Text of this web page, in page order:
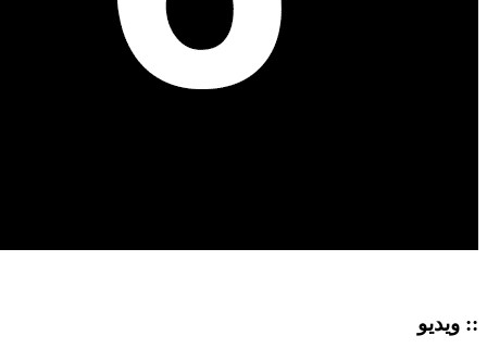
:: ویدیو